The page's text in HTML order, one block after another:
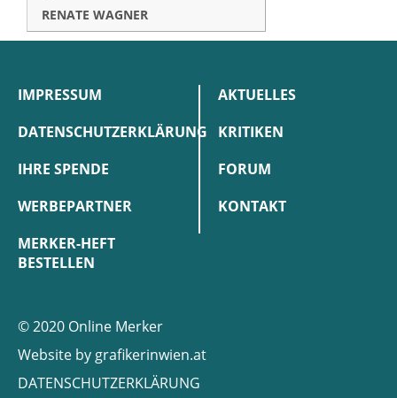
RENATE WAGNER
IMPRESSUM
DATENSCHUTZERKLÄRUNG
IHRE SPENDE
WERBEPARTNER
MERKER-HEFT
BESTELLEN
AKTUELLES
KRITIKEN
FORUM
KONTAKT
© 2020 Online Merker
Website by grafikerinwien.at
DATENSCHUTZERKLÄRUNG